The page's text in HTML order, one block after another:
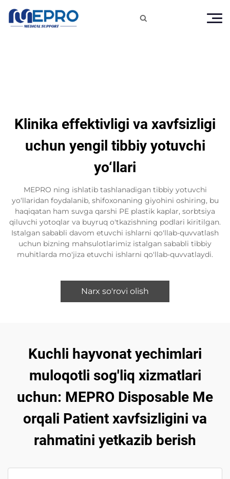

Klinika effektivligi va xavfsizligi
uchun yengil tibbiy yotuvchi
yo‘llari
MEPRO ning ishlatib tashlanadigan tibbiy yotuvchi
yo‘llaridan foydalanib, shifoxonaning giyohini oshiring, bu
haqiqatan ham suvga qarshi PE plastik kaplar, sorbtsiya
qiluvchi yotoqlar va buyruq o'tkazishning podlari kiritilgan.
Istalgan sababli davom etuvchi ishlarni qo'llab-quvvatlash
uchun bizning mahsulotlarimiz istalgan sababli tibbiy
muhitlarda mo'jiza etuvchi ishlarni qo'llab-quvvatlaydi.
Narx so'rovi olish
Kuchli hayvonat yechimlari
muloqotli sog'liq xizmatlari
uchun: MEPRO Disposable Me
orqali Patient xavfsizligini va
rahmatini yetkazib berish